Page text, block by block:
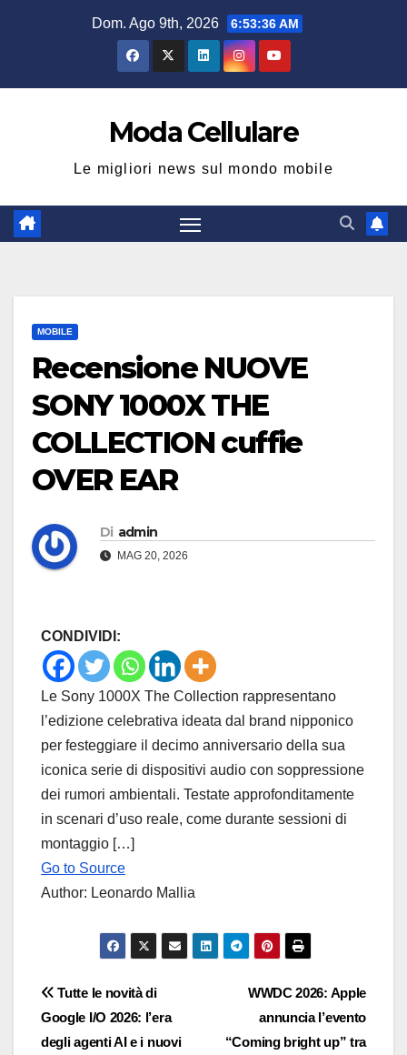
Dom. Ago 9th, 2026 6:53:37 AM
Moda Cellulare
Le migliori news sul mondo mobile
MOBILE
Recensione NUOVE
SONY 1000X THE
COLLECTION cuffie
OVER EAR
Di admin
MAG 20, 2026
CONDIVIDI:
Le Sony 1000X The Collection rappresentano
l’edizione celebrativa ideata dal brand nipponico
per festeggiare il decimo anniversario della sua
iconica serie di dispositivi audio con soppressione
dei rumori ambientali. Testate approfonditamente
in scenari d’uso reale, come durante sessioni di
montaggio […]
Go to Source
Author: Leonardo Mallia
Navigazione
articoli
WWDC 2026: Apple
annuncia l’evento
“Coming bright up” tra
Tutte le novità di
Google I/O 2026: l’era
degli agenti AI e i nuovi